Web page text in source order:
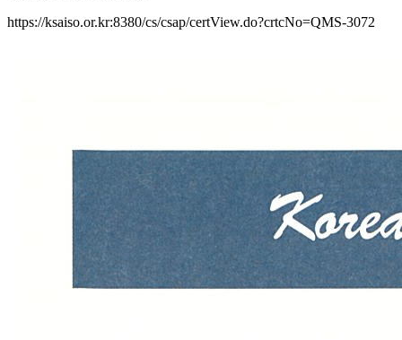
https://ksaiso.or.kr:8380/cs/csap/certView.do?crtcNo=QMS-3072